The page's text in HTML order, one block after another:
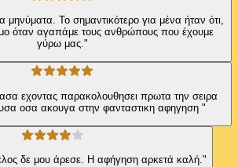
για μένα ήταν ότι,
όταν αγαπάμε τους ανθρώπους που έχουμε
γύρω μας."
εχοντας παρακολουθησει πρωτα την σειρα
οσα ακουγα στην φανταστικη αφηγηση "
δε μου άρεσε. Η αφήγηση αρκετά καλή."